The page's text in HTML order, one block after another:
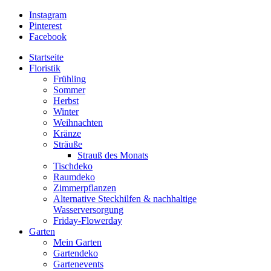
Instagram
Pinterest
Facebook
Startseite
Floristik
Frühling
Sommer
Herbst
Winter
Weihnachten
Kränze
Sträuße
Strauß des Monats
Tischdeko
Raumdeko
Zimmerpflanzen
Alternative Steckhilfen & nachhaltige
Wasserversorgung
Friday-Flowerday
Garten
Mein Garten
Gartendeko
Gartenevents